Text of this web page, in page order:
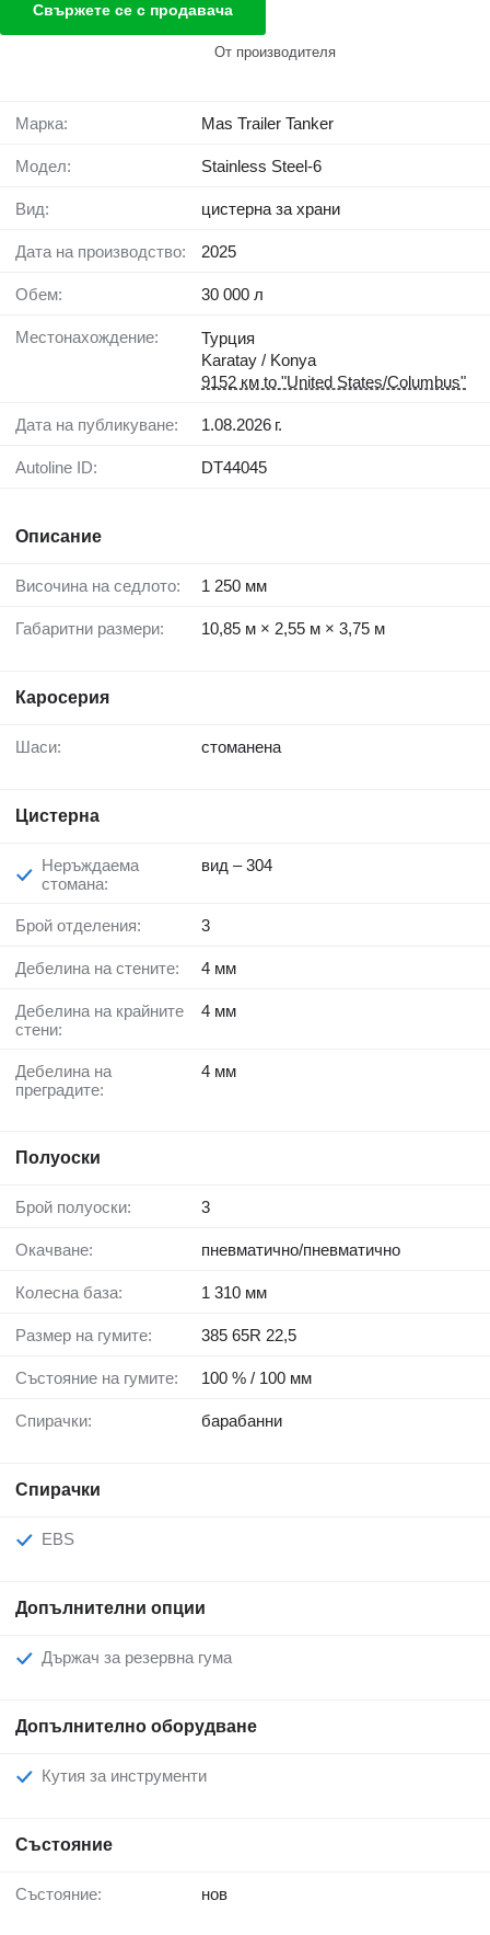
Свържете се с продавача
От производителя
Марка: Mas Trailer Tanker
Модел: Stainless Steel-6
Вид: цистерна за храни
Дата на производство: 2025
Обем: 30 000 л
Местонахождение:
Турция
Karatay / Konya
9152 км to "United States/Columbus"
Дата на публикуване: 1.08.2026 г.
Autoline ID: DT44045
Описание
Височина на седлото: 1 250 мм
Габаритни размери: 10,85 м × 2,55 м × 3,75 м
Каросерия
Шаси: стоманена
Цистерна
Неръждаема
стомана:
вид – 304
Брой отделения: 3
Дебелина на стените: 4 мм
Дебелина на крайните
стени:
4 мм
Дебелина на
преградите:
4 мм
Полуоски
Брой полуоски: 3
Окачване: пневматично/пневматично
Колесна база: 1 310 мм
Размер на гумите: 385 65R 22,5
Състояние на гумите: 100 % / 100 мм
Спирачки: барабанни
Спирачки
EBS
Допълнителни опции
Държач за резервна гума
Допълнително оборудване
Кутия за инструменти
Състояние
Състояние: нов